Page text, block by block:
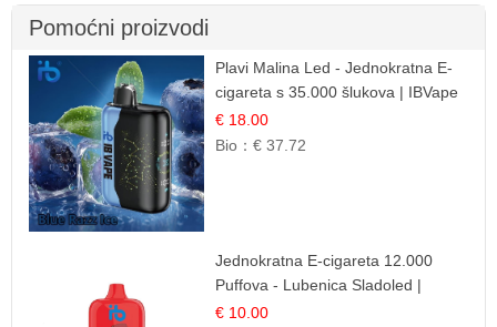
Pomoćni proizvodi
Plavi Malina Led - Jednokratna E-
cigareta s 35.000 šlukova | IBVape
€ 18.00
Bio：€ 37.72
Jednokratna E-cigareta 12.000
Puffova - Lubenica Sladoled |
Ljetna Desertna Aroma
€ 10.00